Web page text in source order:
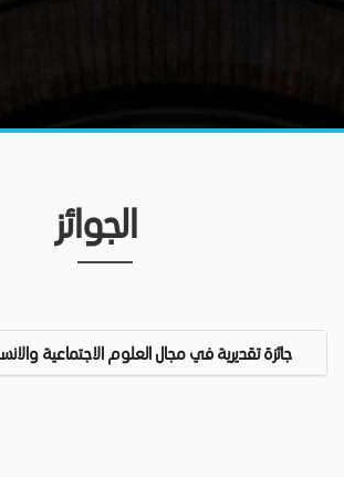
الجوائز
جائزة تقديرية في مجال العلوم الاجتماعية والانسانية ,15/